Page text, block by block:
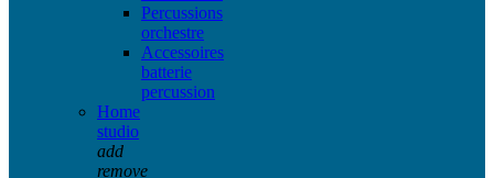
Percussions
orchestre
Accessoires
batterie
percussion
Home
studio
add
remove